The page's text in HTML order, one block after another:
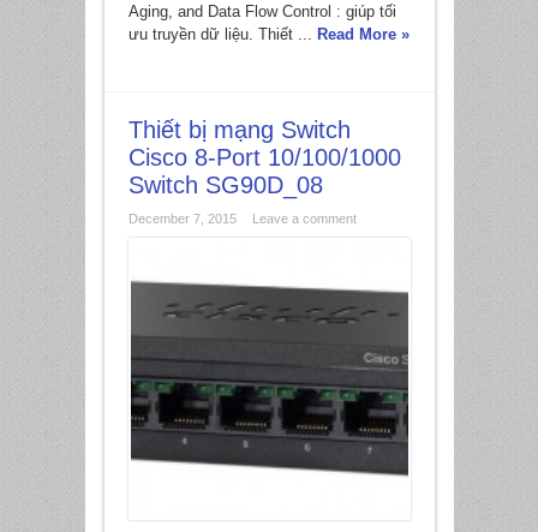
Aging, and Data Flow Control : giúp tối
ưu truyền dữ liệu. Thiết ... Read More »
Thiết bị mạng Switch
Cisco 8-Port 10/100/1000
Switch SG90D_08
December 7, 2015 Leave a comment
*